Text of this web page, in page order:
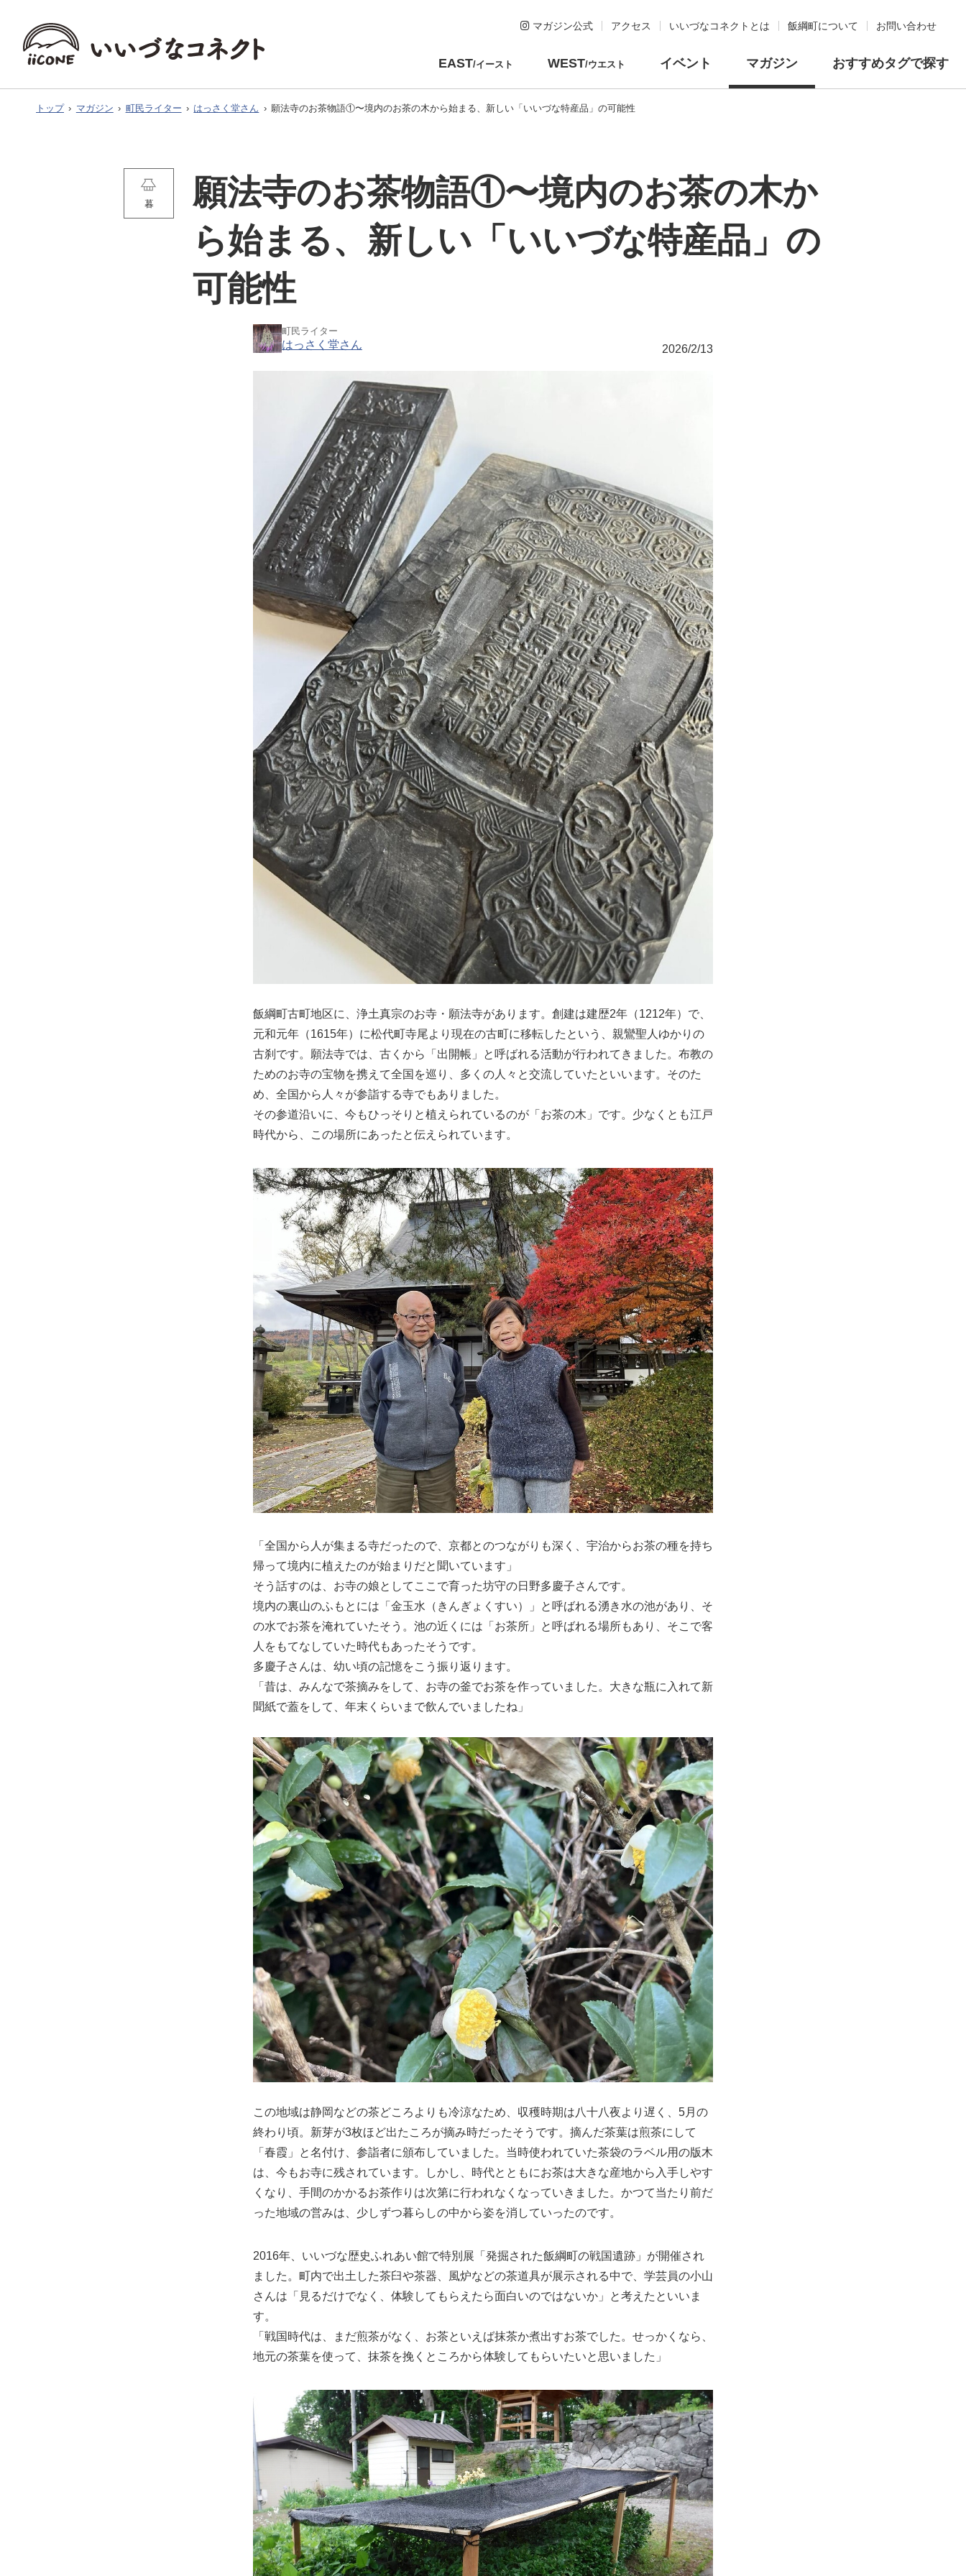
マガジン公式 アクセス いいづなコネクトとは 飯綱町について お問い合わせ
EAST/イースト WEST/ウエスト イベント マガジン おすすめタグで探す
トップ › マガジン › 町民ライター › はっさく堂さん › 願法寺のお茶物語①〜境内のお茶の木から始まる、新しい「いいづな特産品」の可能性
暮
願法寺のお茶物語①〜境内のお茶の木か
ら始まる、新しい「いいづな特産品」の
可能性
町民ライター
はっさく堂さん 2026/2/13
飯綱町古町地区に、浄土真宗のお寺・願法寺があります。創建は建歴2年（1212年）で、
元和元年（1615年）に松代町寺尾より現在の古町に移転したという、親鸞聖人ゆかりの
古刹です。願法寺では、古くから「出開帳」と呼ばれる活動が行われてきました。布教の
ためのお寺の宝物を携えて全国を巡り、多くの人々と交流していたといいます。そのた
め、全国から人々が参詣する寺でもありました。
その参道沿いに、今もひっそりと植えられているのが「お茶の木」です。少なくとも江戸
時代から、この場所にあったと伝えられています。
「全国から人が集まる寺だったので、京都とのつながりも深く、宇治からお茶の種を持ち
帰って境内に植えたのが始まりだと聞いています」
そう話すのは、お寺の娘としてここで育った坊守の日野多慶子さんです。
境内の裏山のふもとには「金玉水（きんぎょくすい）」と呼ばれる湧き水の池があり、そ
の水でお茶を淹れていたそう。池の近くには「お茶所」と呼ばれる場所もあり、そこで客
人をもてなしていた時代もあったそうです。
多慶子さんは、幼い頃の記憶をこう振り返ります。
「昔は、みんなで茶摘みをして、お寺の釜でお茶を作っていました。大きな瓶に入れて新
聞紙で蓋をして、年末くらいまで飲んでいましたね」
この地域は静岡などの茶どころよりも冷涼なため、収穫時期は八十八夜より遅く、5月の
終わり頃。新芽が3枚ほど出たころが摘み時だったそうです。摘んだ茶葉は煎茶にして
「春霞」と名付け、参詣者に頒布していました。当時使われていた茶袋のラベル用の版木
は、今もお寺に残されています。しかし、時代とともにお茶は大きな産地から入手しやす
くなり、手間のかかるお茶作りは次第に行われなくなっていきました。かつて当たり前だ
った地域の営みは、少しずつ暮らしの中から姿を消していったのです。
2016年、いいづな歴史ふれあい館で特別展「発掘された飯綱町の戦国遺跡」が開催され
ました。町内で出土した茶臼や茶器、風炉などの茶道具が展示される中で、学芸員の小山
さんは「見るだけでなく、体験してもらえたら面白いのではないか」と考えたといいま
す。
「戦国時代は、まだ煎茶がなく、お茶といえば抹茶か煮出すお茶でした。せっかくなら、
地元の茶葉を使って、抹茶を挽くところから体験してもらいたいと思いました」